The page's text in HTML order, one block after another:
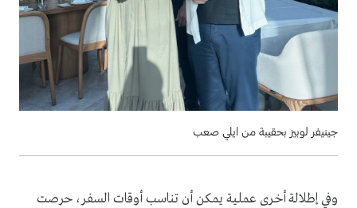
جينيفر لوبيز بحقيبة من ايلي صعب
وفي إطلالة أخرى عملية يمكن أن تناسب أوقات السفر، حرصت